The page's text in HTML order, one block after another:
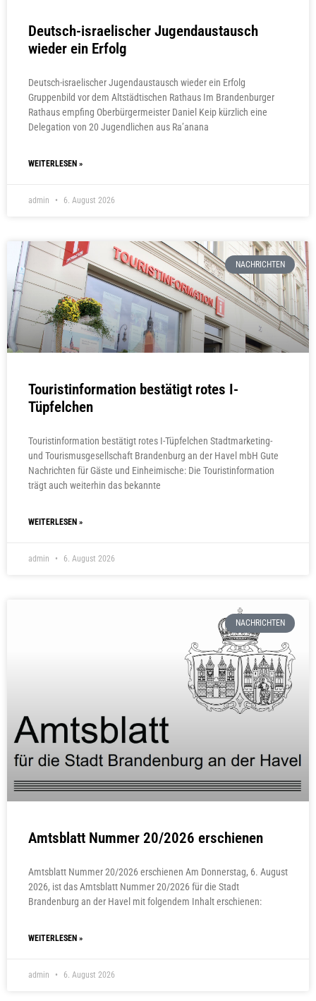
Deutsch-israelischer Jugendaustausch
wieder ein Erfolg
Deutsch-israelischer Jugendaustausch wieder ein Erfolg
Gruppenbild vor dem Altstädtischen Rathaus Im Brandenburger
Rathaus empfing Oberbürgermeister Daniel Keip kürzlich eine
Delegation von 20 Jugendlichen aus Ra’anana
WEITERLESEN »
admin 6. August 2026
NACHRICHTEN
Touristinformation bestätigt rotes I-
Tüpfelchen
Touristinformation bestätigt rotes I-Tüpfelchen Stadtmarketing-
und Tourismusgesellschaft Brandenburg an der Havel mbH Gute
Nachrichten für Gäste und Einheimische: Die Touristinformation
trägt auch weiterhin das bekannte
WEITERLESEN »
admin 6. August 2026
NACHRICHTEN
Amtsblatt Nummer 20/2026 erschienen
Amtsblatt Nummer 20/2026 erschienen Am Donnerstag, 6. August
2026, ist das Amtsblatt Nummer 20/2026 für die Stadt
Brandenburg an der Havel mit folgendem Inhalt erschienen:
WEITERLESEN »
admin 6. August 2026